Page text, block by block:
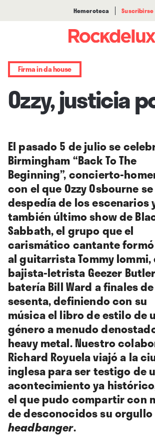
Hemeroteca Suscribirse
Firma in da house
Ozzy, justicia
El pasado 5 de julio se
Birmingham “Back To The
Beginning”, concierto-
con el que Ozzy Osbourne se
despedía de los escenarios
también último show de
Sabbath, el grupo que el
carismático cantante
al guitarrista Tommy Iommi,
bajista-letrista Geezer
batería Bill Ward a finales
sesenta, definiendo con su
música el libro de estilo de
género a menudo
heavy metal. Nuestro
Richard Royuela viajó a la
inglesa para ser testigo de
acontecimiento ya
el que pudo compartir con
de desconocidos su orgullo
headbanger.